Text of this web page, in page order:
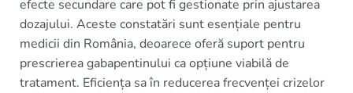
efecte secundare care pot fi gestionate prin ajustarea
dozajului. Aceste constatări sunt esențiale pentru
medicii din România, deoarece oferă suport pentru
prescrierea gabapentinului ca opțiune viabilă de
tratament. Eficiența sa în reducerea frecvenței crizelor